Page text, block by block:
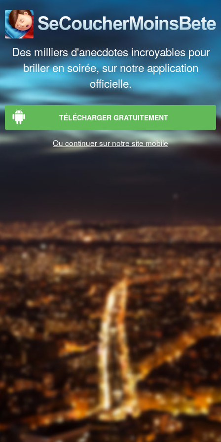
Des milliers d'anecdotes incroyables pour
briller en soirée, sur notre application
officielle.
TÉLÉCHARGER GRATUITEMENT
Ou continuer sur notre site mobile